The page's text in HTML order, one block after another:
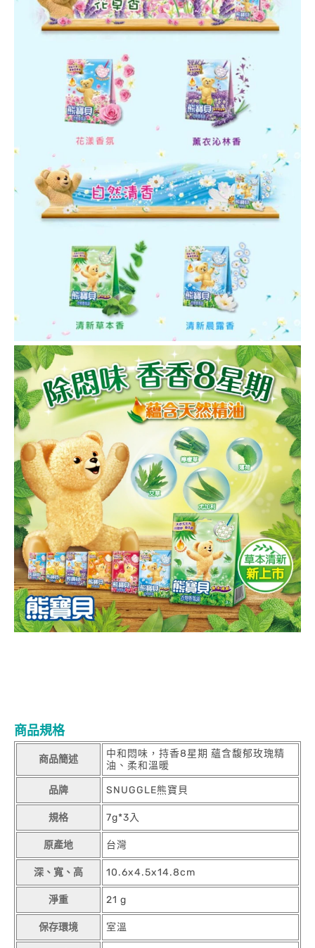
商品規格
商品簡述
中和悶味，持香8星期 蘊含馥郁玫瑰精
油、柔和溫暖
品牌 SNUGGLE熊寶貝
規格 7g*3入
原產地 台灣
深、寬、高 10.6x4.5x14.8cm
淨重 21 g
保存環境 室溫